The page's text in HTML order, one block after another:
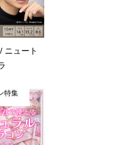
ニュート
特集